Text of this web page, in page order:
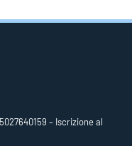
– Iscrizione al